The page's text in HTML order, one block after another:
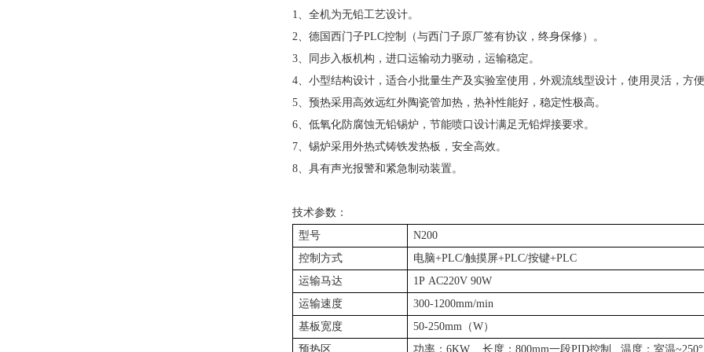
1、全机为无铅工艺设计。
2、德国西门子PLC控制（与西门子原厂签有协议，终身保修）。
3、同步入板机构，进口运输动力驱动，运输稳定。
4、小型结构设计，适合小批量生产及实验室使用，外观流线型设计，使用灵活，方便
5、预热采用高效远红外陶瓷管加热，热补性能好，稳定性极高。
6、低氧化防腐蚀无铅锡炉，节能喷口设计满足无铅焊接要求。
7、锡炉采用外热式铸铁发热板，安全高效。
8、具有声光报警和紧急制动装置。
技术参数：
型号
N200
控制方式
电脑+PLC/触摸屏+PLC/按键+PLC
运输马达
1P AC220V 90W
运输速度
300-1200mm/min
基板宽度
50-250mm（W）
预热区
功率：6KW 长度：800mm一段PID控制 温度：室温~250°